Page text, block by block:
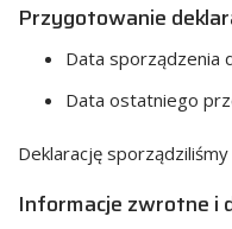
Przygotowanie
Data sporządzenia
Data ostatniego
Deklarację
Informacje zwrotne i